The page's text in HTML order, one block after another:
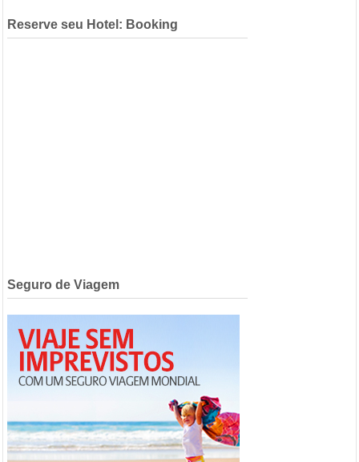
Reserve seu Hotel: Booking
Seguro de Viagem